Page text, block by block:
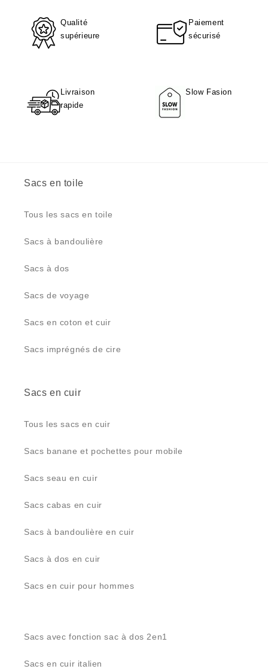
Qualité
supérieure
Paiement
sécurisé
Livraison
rapide
Slow Fasion
Sacs en toile
Tous les sacs en toile
Sacs à bandoulière
Sacs à dos
Sacs de voyage
Sacs en coton et cuir
Sacs imprégnés de cire
Sacs en cuir
Tous les sacs en cuir
Sacs banane et pochettes pour mobile
Sacs seau en cuir
Sacs cabas en cuir
Sacs à bandoulière en cuir
Sacs à dos en cuir
Sacs en cuir pour hommes
Sacs avec fonction sac à dos 2en1
Sacs en cuir italien